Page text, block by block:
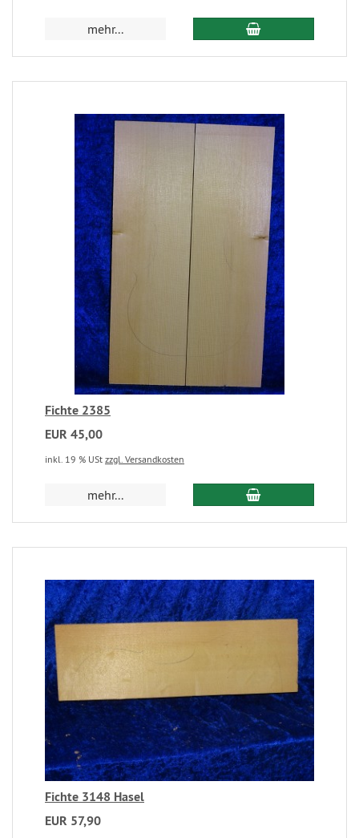
mehr...
Fichte 2385
EUR 45,00
inkl. 19 % USt zzgl. Versandkosten
mehr...
Fichte 3148 Hasel
EUR 57,90